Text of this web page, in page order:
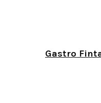
Gastro